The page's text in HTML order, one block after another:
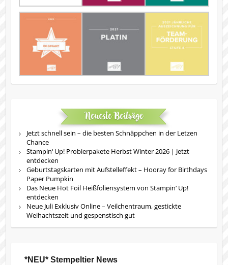
Neueste Beiträge
Jetzt schnell sein – die besten Schnäppchen in der Letzen
Chance
Stampin‘ Up! Probierpakete Herbst Winter 2026 | Jetzt
entdecken
Geburtstagskarten mit Aufstelleffekt – Hooray for Birthdays
Paper Pumpkin
Das Neue Hot Foil Heißfoliensystem von Stampin‘ Up!
entdecken
Neue Juli Exklusiv Online – Veilchentraum, gestickte
Weihachtszeit und gespenstisch gut
*NEU* Stempeltier News